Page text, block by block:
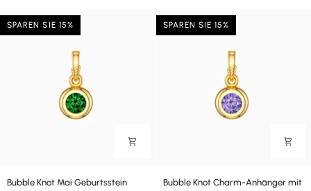
für
April
SPAREN SIE 15%
Bubble Knot Mai Geburtsstein
SPAREN SIE 15%
Bubble Knot Charm-Anhänger mit